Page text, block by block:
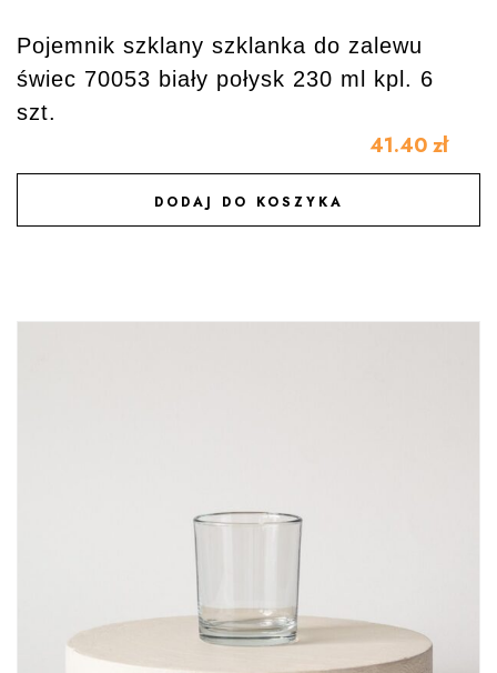
Pojemnik szklany szklanka do zalewu
świec 70053 biały połysk 230 ml kpl. 6
szt.
41.40 zł
DODAJ DO KOSZYKA
DODAJ DO ULUBIONYCH